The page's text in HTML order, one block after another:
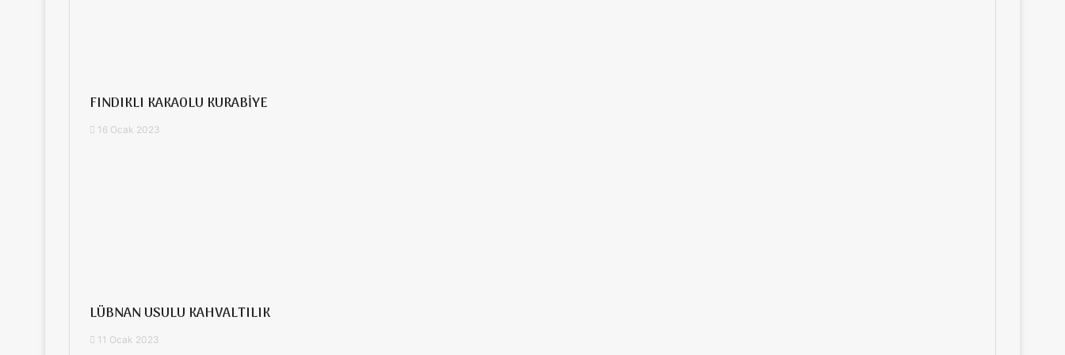
FINDIKLI KAKAOLU KURABİYE
16 Ocak 2023
LÜBNAN USULU KAHVALTILIK
11 Ocak 2023